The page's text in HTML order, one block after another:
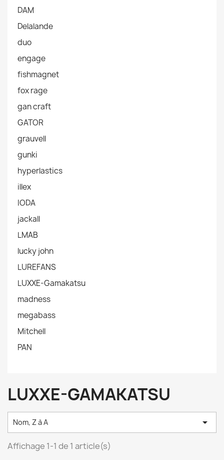
DAM
Delalande
duo
engage
fishmagnet
fox rage
gan craft
GATOR
grauvell
gunki
hyperlastics
illex
IODA
jackall
LMAB
lucky john
LUREFANS
LUXXE-Gamakatsu
madness
megabass
Mitchell
PAN
LUXXE-GAMAKATSU
Nom, Z à A 
Affichage 1-1 de 1 article(s)